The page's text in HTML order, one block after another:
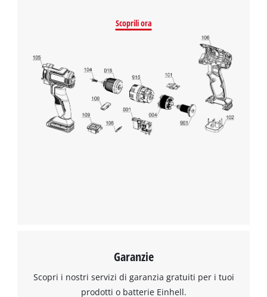
Abbiamo bisogno del vostro permesso
per caricare Google Maps!
This content is not permitted to load due
to trackers that are not disclosed to the
visitor. The website owner needs to setup
the site with their CMP to add this content
to the list of technologies used.
Powered byUsercentrics Consent
Scoprili ora
Garanzie
Scopri i nostri servizi di garanzia gratuiti per i tuoi
prodotti o batterie Einhell.